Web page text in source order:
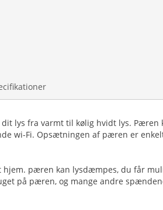
lys fra varmt til kølig hvidt lys. Pæren
wi-Fi. Opsætningen af pæren er
pæren kan lysdæmpes, du får
på pæren, og mange andre